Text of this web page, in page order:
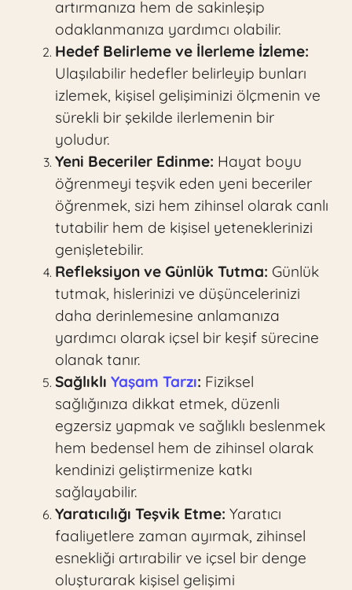
artırmanıza hem de sakinleşip
odaklanmanıza yardımcı olabilir.
Hedef Belirleme ve İlerleme İzleme:
Ulaşılabilir hedefler belirleyip bunları
izlemek, kişisel gelişiminizi ölçmenin ve
sürekli bir şekilde ilerlemenin bir
yoludur.
Yeni Beceriler Edinme: Hayat boyu
öğrenmeyi teşvik eden yeni beceriler
öğrenmek, sizi hem zihinsel olarak canlı
tutabilir hem de kişisel yeteneklerinizi
genişletebilir.
Refleksiyon ve Günlük Tutma: Günlük
tutmak, hislerinizi ve düşüncelerinizi
daha derinlemesine anlamanıza
yardımcı olarak içsel bir keşif sürecine
olanak tanır.
Sağlıklı Yaşam Tarzı: Fiziksel
sağlığınıza dikkat etmek, düzenli
egzersiz yapmak ve sağlıklı beslenmek
hem bedensel hem de zihinsel olarak
kendinizi geliştirmenize katkı
sağlayabilir.
Yaratıcılığı Teşvik Etme: Yaratıcı
faaliyetlere zaman ayırmak, zihinsel
esnekliği artırabilir ve içsel bir denge
oluşturarak kişisel gelişimi